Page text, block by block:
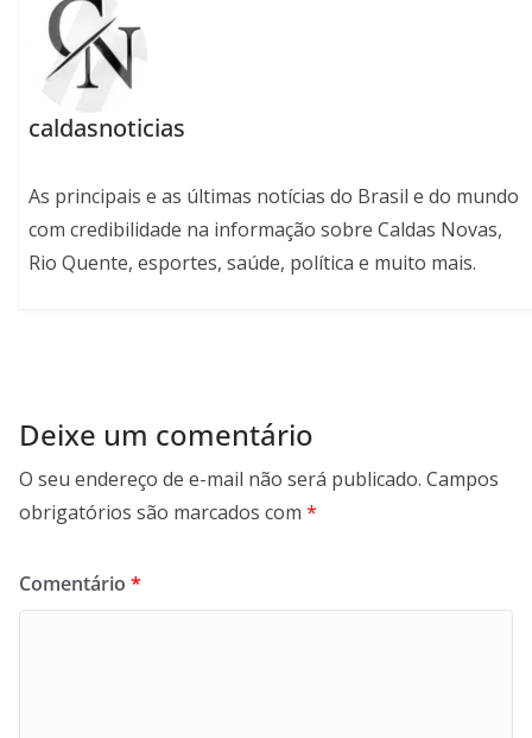
caldasnoticias
As principais e as últimas notícias do Brasil e do mundo
com credibilidade na informação sobre Caldas Novas,
Rio Quente, esportes, saúde, política e muito mais.
Deixe um comentário
O seu endereço de e-mail não será publicado. Campos
obrigatórios são marcados com *
Comentário *